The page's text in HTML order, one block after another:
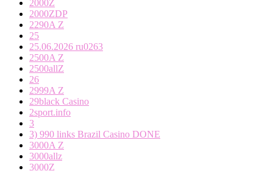
2000Z
2000ZDP
2290A Z
25
25.06.2026 ru0263
2500A Z
2500allZ
26
2999A Z
29black Casino
2sport.info
3
3) 990 links Brazil Casino DONE
3000A Z
3000allz
3000Z